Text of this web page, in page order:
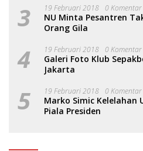
3 19 Februari 2018 0 Komentar
NU Minta Pesantren
Orang Gila
4 19 Februari 2018 0 Komentar
Galeri Foto Klub
Jakarta
5 19 Februari 2018 0 Komentar
Marko Simic Kelelahan
Piala Presiden